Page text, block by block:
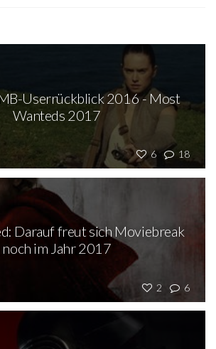
6 18
Userrückblick 2016 - Most
Wanteds 2017
2 6
Darauf freut sich Moviebreak
noch im Jahr 2017